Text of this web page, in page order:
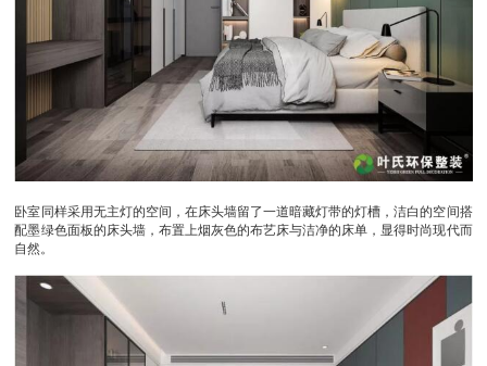
卧室同样采用无主灯的空间，在床头墙留了一道暗藏灯带的灯槽，洁白的空间搭
配墨绿色面板的床头墙，布置上烟灰色的布艺床与洁净的床单，显得时尚现代而
自然。